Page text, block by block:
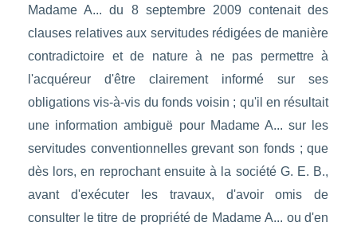
Madame A... du 8 septembre 2009 contenait des
clauses relatives aux servitudes rédigées de manière
contradictoire et de nature à ne pas permettre à
l'acquéreur d'être clairement informé sur ses
obligations vis-à-vis du fonds voisin ; qu'il en résultait
une information ambiguë pour Madame A... sur les
servitudes conventionnelles grevant son fonds ; que
dès lors, en reprochant ensuite à la société G. E. B.,
avant d'exécuter les travaux, d'avoir omis de
consulter le titre de propriété de Madame A... ou d'en